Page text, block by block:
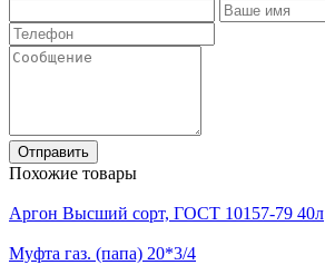
Отправить
Похожие товары
Аргон Высший сорт, ГОСТ 10157-79 40л
Муфта газ. (папа) 20*3/4